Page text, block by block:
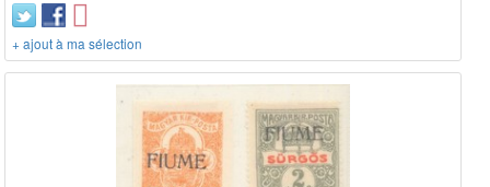
+ ajout à ma sélection